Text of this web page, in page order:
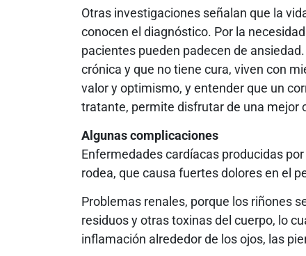
Otras investigaciones señalan que la
conocen el diagnóstico. Por la
pacientes pueden padecen de
crónica y que no tiene cura, viven con
valor y optimismo, y entender que un
tratante, permite disfrutar de una mejor
Algunas complicaciones
Enfermedades cardíacas producidas
rodea, que causa fuertes dolores en el
Problemas renales, porque los riñones
residuos y otras toxinas del cuerpo, lo
inflamación alrededor de los ojos, las